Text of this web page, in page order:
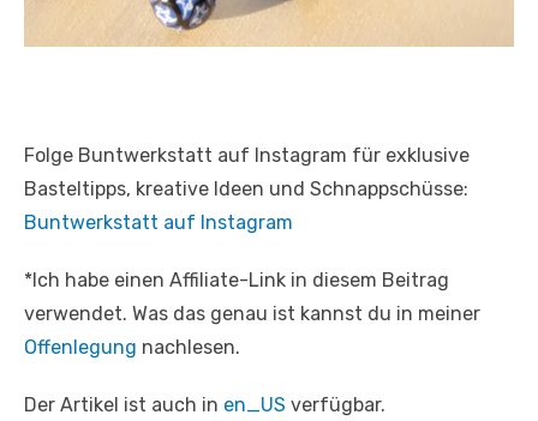
Folge Buntwerkstatt auf Instagram für exklusive
Basteltipps, kreative Ideen und Schnappschüsse:
Buntwerkstatt auf Instagram
*Ich habe einen Affiliate-Link in diesem Beitrag
verwendet. Was das genau ist kannst du in meiner
Offenlegung nachlesen.
Der Artikel ist auch in en_US verfügbar.